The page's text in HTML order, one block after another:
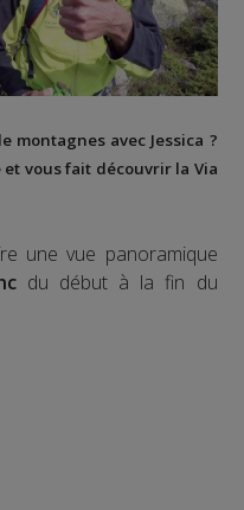
montagnes avec Jessica ?
et vous fait découvrir la Via
une vue panoramique
du début à la fin du